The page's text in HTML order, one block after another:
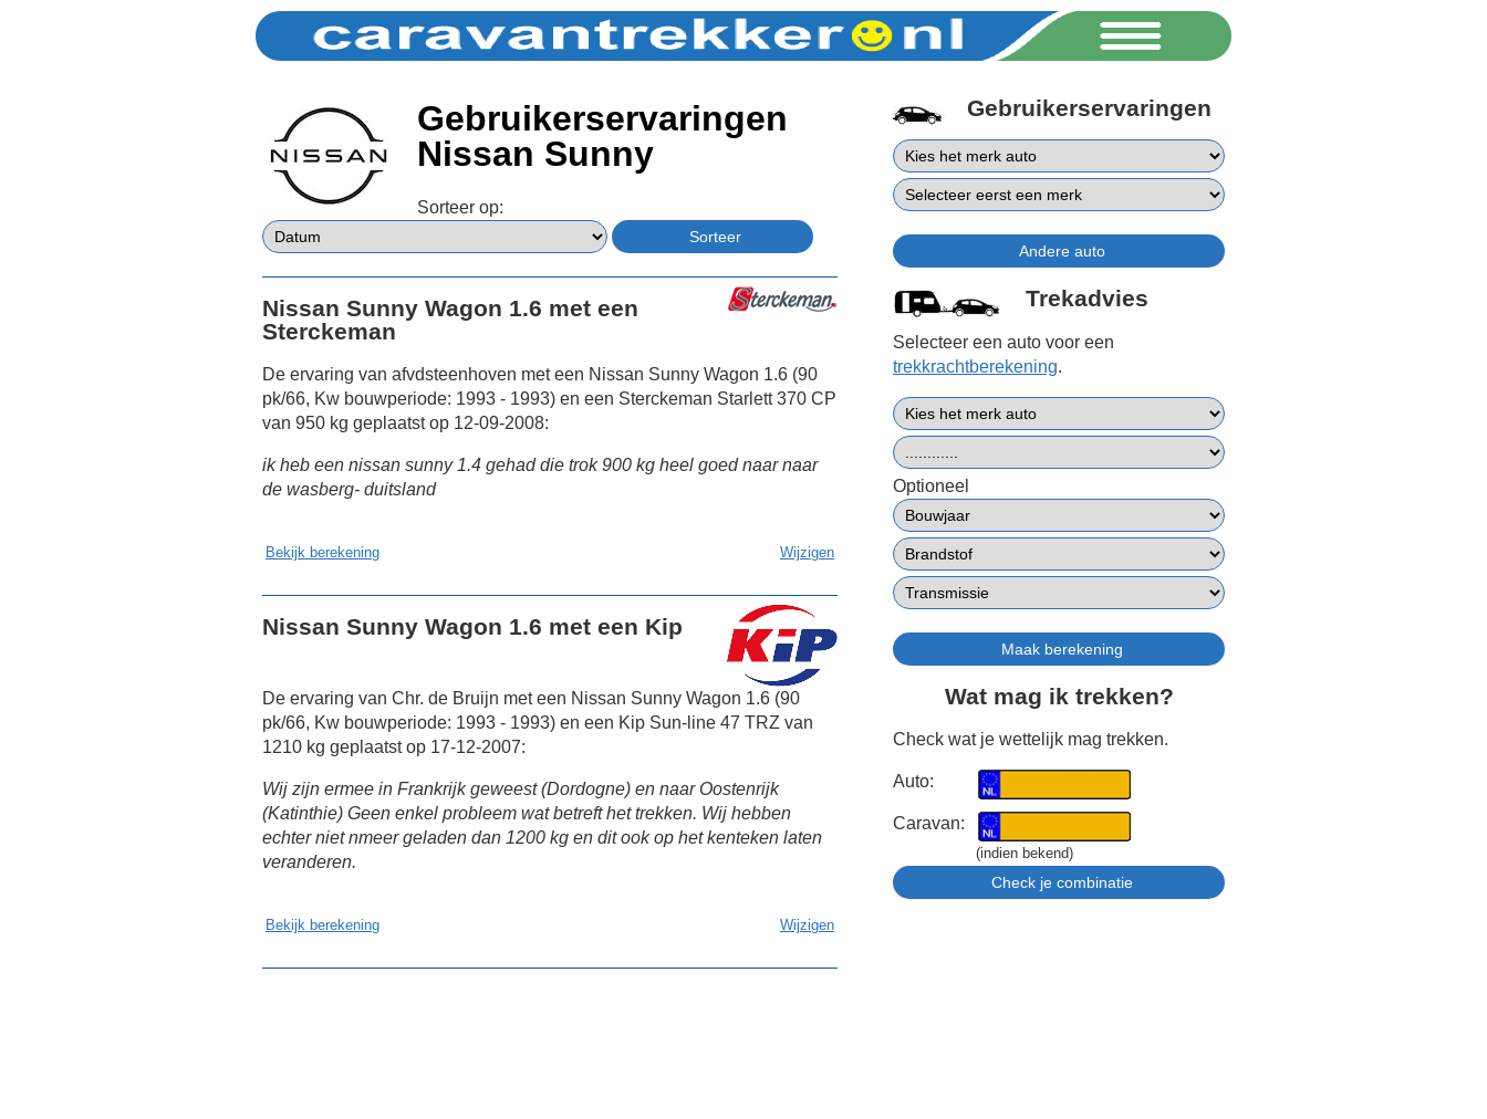
Gebruikerservaringen
Nissan Sunny
Sorteer op:
Nissan Sunny Wagon 1.6 met een
Sterckeman
De ervaring van afvdsteenhoven met een Nissan Sunny Wagon 1.6 (90
pk/66, Kw bouwperiode: 1993 - 1993) en een Sterckeman Starlett 370 CP
van 950 kg geplaatst op 12-09-2008:
ik heb een nissan sunny 1.4 gehad die trok 900 kg heel goed naar naar
de wasberg- duitsland
Bekijk berekening Wijzigen
Nissan Sunny Wagon 1.6 met een Kip
De ervaring van Chr. de Bruijn met een Nissan Sunny Wagon 1.6 (90
pk/66, Kw bouwperiode: 1993 - 1993) en een Kip Sun-line 47 TRZ van
1210 kg geplaatst op 17-12-2007:
Wij zijn ermee in Frankrijk geweest (Dordogne) en naar Oostenrijk
(Katinthie) Geen enkel probleem wat betreft het trekken. Wij hebben
echter niet nmeer geladen dan 1200 kg en dit ook op het kenteken laten
veranderen.
Bekijk berekening Wijzigen
Gebruikerservaringen
Trekadvies
Selecteer een auto voor een
trekkrachtberekening.
Optioneel
Wat mag ik trekken?
Check wat je wettelijk mag trekken.
Auto:
Caravan:
(indien bekend)